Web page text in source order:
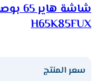
H65K85FUX
سعر المنتج